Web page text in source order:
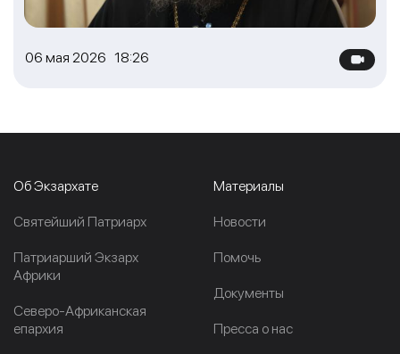
06 мая 2026 18:26
Об Экзархате
Cвятейший Патриарх
Патриарший Экзарх
Африки
Северо-Африканская
епархия
Материалы
Новости
Помочь
Документы
Пресса о нас